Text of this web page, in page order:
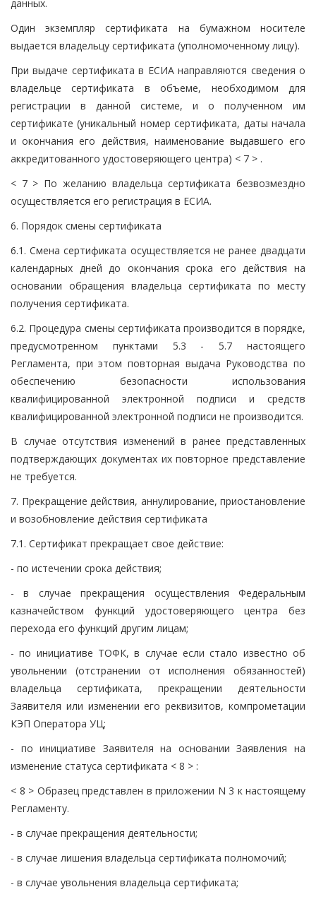
данных.
Один экземпляр сертификата на бумажном носителе
выдается владельцу сертификата (уполномоченному лицу).
При выдаче сертификата в ЕСИА направляются сведения о
владельце сертификата в объеме, необходимом для
регистрации в данной системе, и о полученном им
сертификате (уникальный номер сертификата, даты начала
и окончания его действия, наименование выдавшего его
аккредитованного удостоверяющего центра) < 7 > .
< 7 > По желанию владельца сертификата безвозмездно
осуществляется его регистрация в ЕСИА.
6. Порядок смены сертификата
6.1. Смена сертификата осуществляется не ранее двадцати
календарных дней до окончания срока его действия на
основании обращения владельца сертификата по месту
получения сертификата.
6.2. Процедура смены сертификата производится в порядке,
предусмотренном пунктами 5.3 - 5.7 настоящего
Регламента, при этом повторная выдача Руководства по
обеспечению безопасности использования
квалифицированной электронной подписи и средств
квалифицированной электронной подписи не производится.
В случае отсутствия изменений в ранее представленных
подтверждающих документах их повторное представление
не требуется.
7. Прекращение действия, аннулирование, приостановление
и возобновление действия сертификата
7.1. Сертификат прекращает свое действие:
- по истечении срока действия;
- в случае прекращения осуществления Федеральным
казначейством функций удостоверяющего центра без
перехода его функций другим лицам;
- по инициативе ТОФК, в случае если стало известно об
увольнении (отстранении от исполнения обязанностей)
владельца сертификата, прекращении деятельности
Заявителя или изменении его реквизитов, компрометации
КЭП Оператора УЦ;
- по инициативе Заявителя на основании Заявления на
изменение статуса сертификата < 8 > :
< 8 > Образец представлен в приложении N 3 к настоящему
Регламенту.
- в случае прекращения деятельности;
- в случае лишения владельца сертификата полномочий;
- в случае увольнения владельца сертификата;